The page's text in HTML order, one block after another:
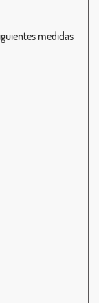
medidas